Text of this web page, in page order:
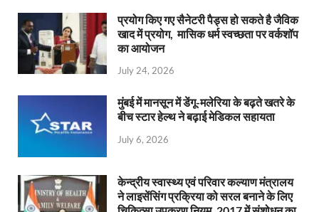
प्रयोग किए गए सैनेटरी पैड्स हो सकते है जैविक
खाद में प्रयोग, मासिक धर्म स्वच्छता पर वर्कशॉप
का आयोजन
July 24, 2026
मुंबई में मानसून में डेंगू-मलेरिया के बढ़ते खतरे के
बीच स्टार हेल्थ ने बढ़ाई मेडिकल सहायता
July 6, 2026
केन्‍द्रीय स्वास्थ्य एवं परिवार कल्याण मंत्रालय
ने लाइसेंसिंग प्रक्रिया को सरल बनाने के लिए